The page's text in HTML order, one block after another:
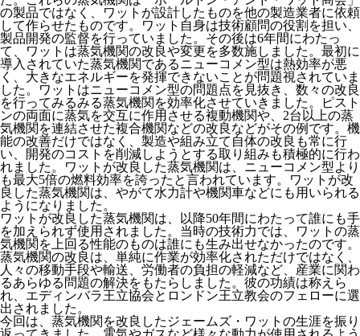
の製品ではなく、ワットが設計したものを他の製造業者に依頼
して作らせたものです。ワット自身は技術顧問の役割を担い、
製品開発の監督を行っていました。その後は6年間にわたっ
て、ワットは蒸気機関の改良や変更を多数施しました。最初に
導入されていた蒸気機関であるニューコメン型は熱効率が悪
く、大きなエネルギーを発揮できないことが問題視されていま
した。ワットはニューコメン型の問題点を見抜き、数々の改良
を行ってみるみる蒸気機関を効率化させていきました。ピスト
ンの両面に蒸気を交互に作用させる複動機関や、2台以上の蒸
気機関を連結させた複合機関などの改良などがその例です。機
能の改善だけではなく、製造や組み立て自体の改良も常に行
い、開発のコストを削減しようとする取り組みも積極的に行わ
れました。ワットが改良した蒸気機関は、ニューコメン型より
も最大5倍の燃料効率を誇ったと言われています。ワットが改
良した蒸気機関は、やがて水力計や機関車などにも用いられる
ようになりました。
ワットが改良した蒸気機関は、以降50年間にわたって誰にも手
を加えられず使用されました。当時の技術力では、ワットの蒸
気機関を上回る性能のものは誰にも生み出せなかったのです。
蒸気機関の改良は、単純に作業が効率化されただけではなく、
人々の移動手段や輸送、労働者の負担の軽減など、産業に関わ
るあらゆる問題の解決をもたらしました。彼の功績は称えら
れ、エディンバラ王立協会とロンドン王立教会のフェローに選
出されました。
今回は、蒸気機関を改良したジェームズ・ワットの生涯を振り